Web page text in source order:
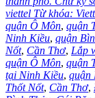
viettel Từ khóa:
quận Ô Môn, quận
Ninh Kiều, quận
Nốt, Cần Thơ, Lắp
quận Ô Môn, quận
tại Ninh Kiều, quận
Thốt Nốt, Cần Thơ,